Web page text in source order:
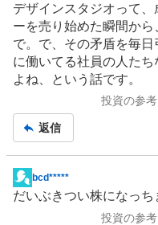
デザインスタジオって
ーを売り始めた瞬間か
で。で、その矛盾を毎
に働いてる社員の人た
よね、という話です。
投資の参
返信
掲
示
bcd*****
だいぶきつい株になっち
投資の参